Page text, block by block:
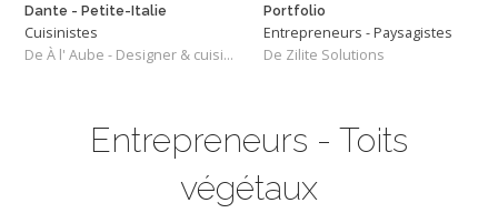
Dante - Petite-Italie
Cuisinistes
De À l' Aube - Designer & cuisiniste
Portfolio
Entrepreneurs - Paysagistes
De Zilite Solutions
Entrepreneurs - Toits
végétaux